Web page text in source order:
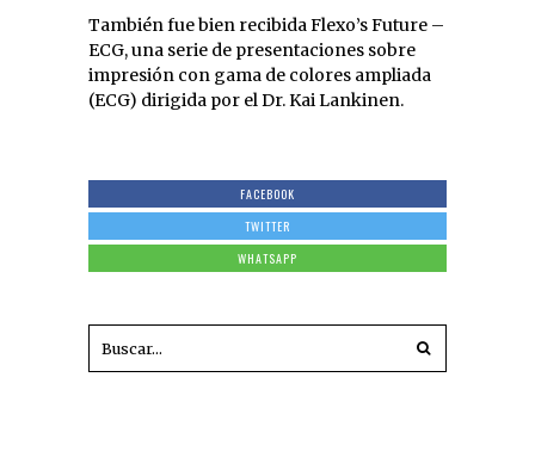
También fue bien recibida Flexo’s Future –
ECG, una serie de presentaciones sobre
impresión con gama de colores ampliada
(ECG) dirigida por el Dr. Kai Lankinen.
FACEBOOK
TWITTER
WHATSAPP